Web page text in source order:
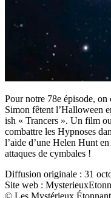
Pour notre 78e épisode,
Simon fêtent l’Halloween
ish « Trancers ». Un film
combattre les Hypnoses
l’aide d’une Helen Hunt
attaques de cymbales !
Diffusion originale : 31
Site web :
© Les Mystérieux